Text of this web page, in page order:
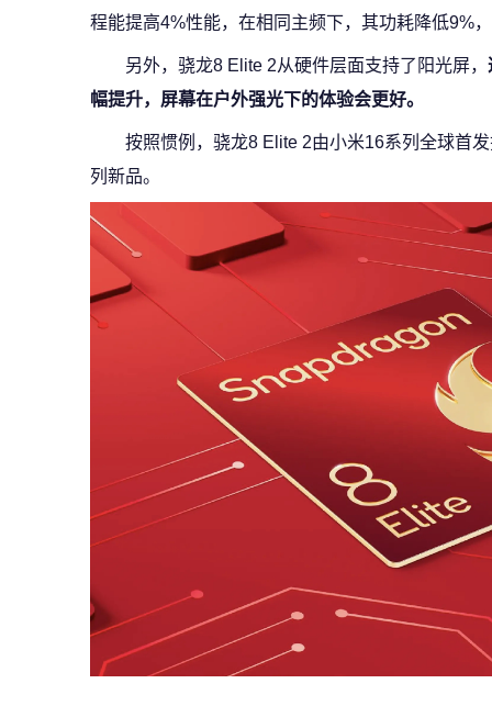
程能提高4%性能，在相同主频下，其功耗降低9%
另外，骁龙8 Elite 2从硬件层面支持了阳光屏，
幅提升，屏幕在户外强光下的体验会更好。
按照惯例，骁龙8 Elite 2由小米16系列全球首
列新品。